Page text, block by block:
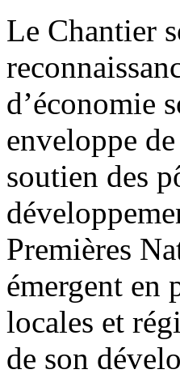
Le Chantier
d’économie
enveloppe
soutien des
Premières
émergent en
locales et
de son